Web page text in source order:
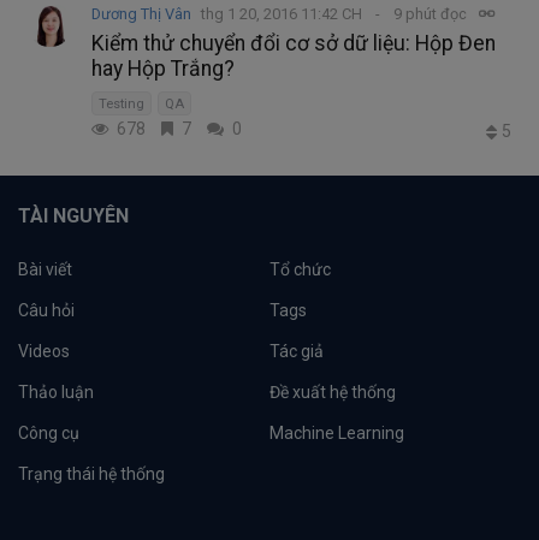
Dương Thị Vân thg 1 20, 2016 11:42 CH 9 phút đọc
Kiểm thử chuyển đổi cơ sở dữ liệu: Hộp Đen
hay Hộp Trắng?
Testing QA
678 7 0 5
TÀI NGUYÊN
Bài viết Tổ chức
Câu hỏi Tags
Videos Tác giả
Thảo luận Đề xuất hệ thống
Công cụ Machine Learning
Trạng thái hệ thống